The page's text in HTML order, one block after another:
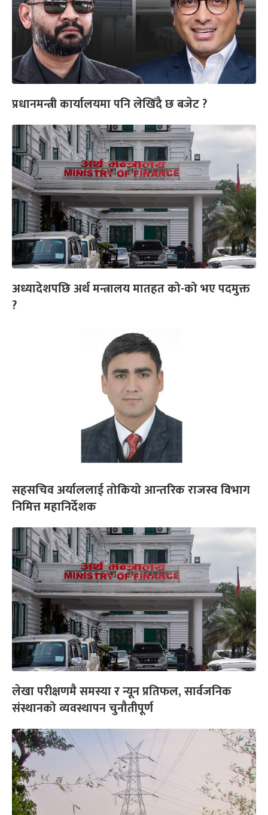
प्रधानमन्त्री कार्यालयमा पनि लेखिँदै छ बजेट ?
अध्यादेशपछि अर्थ मन्त्रालय मातहत को-को भए पदमुक्त
?
सहसचिव अर्याललाई तोकियो आन्तरिक राजस्व विभाग
निमित्त महानिर्देशक
लेखा परीक्षणमै समस्या र न्यून प्रतिफल, सार्वजनिक
संस्थानको व्यवस्थापन चुनौतीपूर्ण